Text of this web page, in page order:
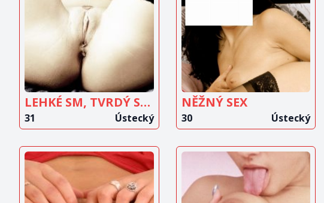
ZOBRAZIT
INZERÁT
LEHKÉ SM, TVRDÝ SEX, KDO MÁ ZÁJEM NAPIŠTE
31 Ústecký
ZOBRAZIT
INZERÁT
NĚŽNÝ SEX
30 Ústecký